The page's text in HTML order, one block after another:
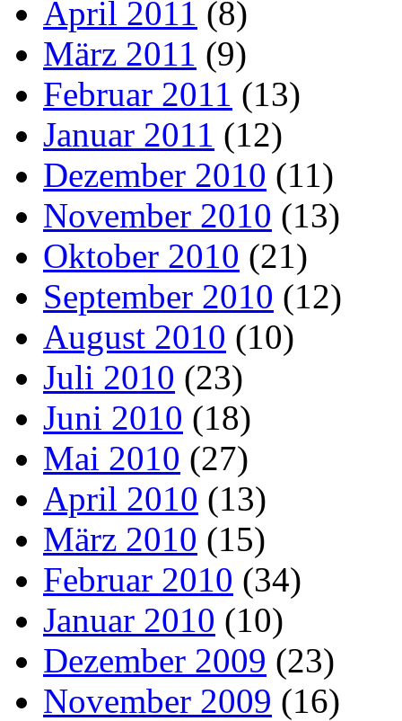
April 2011 (8)
März 2011 (9)
Februar 2011 (13)
Januar 2011 (12)
Dezember 2010 (11)
November 2010 (13)
Oktober 2010 (21)
September 2010 (12)
August 2010 (10)
Juli 2010 (23)
Juni 2010 (18)
Mai 2010 (27)
April 2010 (13)
März 2010 (15)
Februar 2010 (34)
Januar 2010 (10)
Dezember 2009 (23)
November 2009 (16)